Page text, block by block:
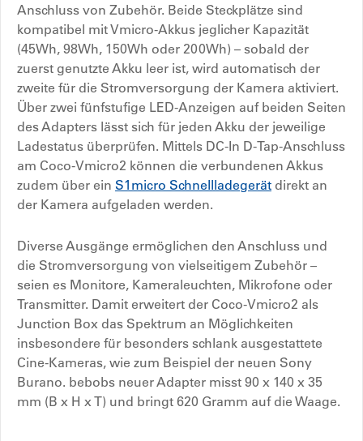
Anschluss von Zubehör. Beide Steckplätze sind
kompatibel mit Vmicro-Akkus jeglicher Kapazität
(45Wh, 98Wh, 150Wh oder 200Wh) – sobald der
zuerst genutzte Akku leer ist, wird automatisch der
zweite für die Stromversorgung der Kamera aktiviert.
Über zwei fünfstufige LED-Anzeigen auf beiden Seiten
des Adapters lässt sich für jeden Akku der jeweilige
Ladestatus überprüfen. Mittels DC-In D-Tap-Anschluss
am Coco-Vmicro2 können die verbundenen Akkus
zudem über ein S1micro Schnellladegerät direkt an
der Kamera aufgeladen werden.
Diverse Ausgänge ermöglichen den Anschluss und
die Stromversorgung von vielseitigem Zubehör –
seien es Monitore, Kameraleuchten, Mikrofone oder
Transmitter. Damit erweitert der Coco-Vmicro2 als
Junction Box das Spektrum an Möglichkeiten
insbesondere für besonders schlank ausgestattete
Cine-Kameras, wie zum Beispiel der neuen Sony
Burano. bebobs neuer Adapter misst 90 x 140 x 35
mm (B x H x T) und bringt 620 Gramm auf die Waage.